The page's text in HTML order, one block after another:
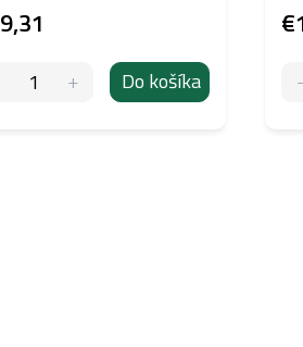
Do košíka